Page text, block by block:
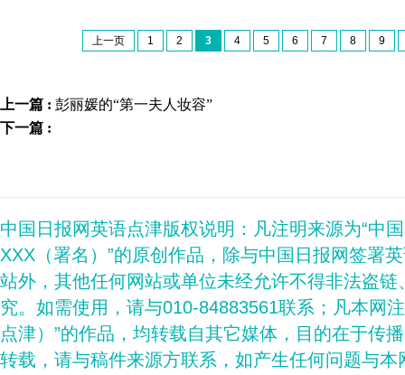
上一页 1 2 3 4 5 6 7 8 9
上一篇 : 彭丽媛的“第一夫人妆容”
下一篇 :
中国日报网英语点津版权说明：凡注明来源为“中
XXX（署名）”的原创作品，除与中国日报网签署
站外，其他任何网站或单位未经允许不得非法盗
究。如需使用，请与010-84883561联系；凡本网
点津）”的作品，均转载自其它媒体，目的在于传
转载，请与稿件来源方联系，如产生任何问题与